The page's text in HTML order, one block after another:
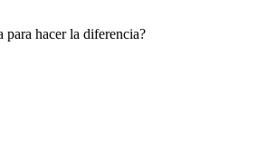
para hacer la diferencia?